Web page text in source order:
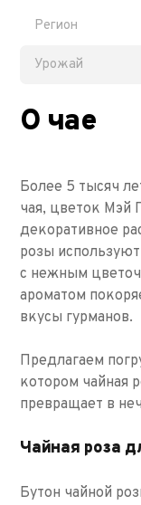
Регион
Урожай
О чае
Более 5 тысяч
чая, цветок Мэй
декоративное
розы
с нежным
ароматом
вкусы гурманов.
Предлагаем
котором чайная
превращает в
Чайная роза
Бутон чайной